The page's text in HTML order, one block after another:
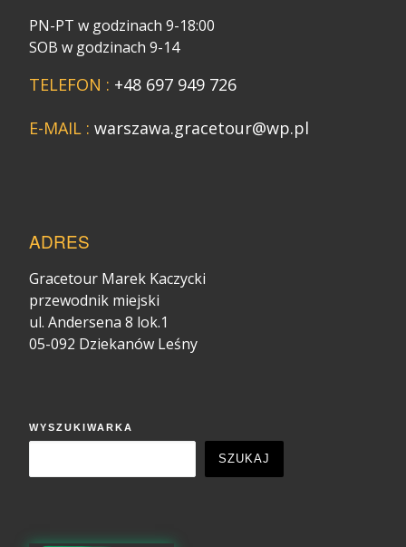
PN-PT w godzinach 9-18:00
SOB w godzinach 9-14
TELEFON : +48 697 949 726
E-MAIL : warszawa.gracetour@wp.pl
ADRES
Gracetour Marek Kaczycki
przewodnik miejski
ul. Andersena 8 lok.1
05-092 Dziekanów Leśny
WYSZUKIWARKA
SZUKAJ